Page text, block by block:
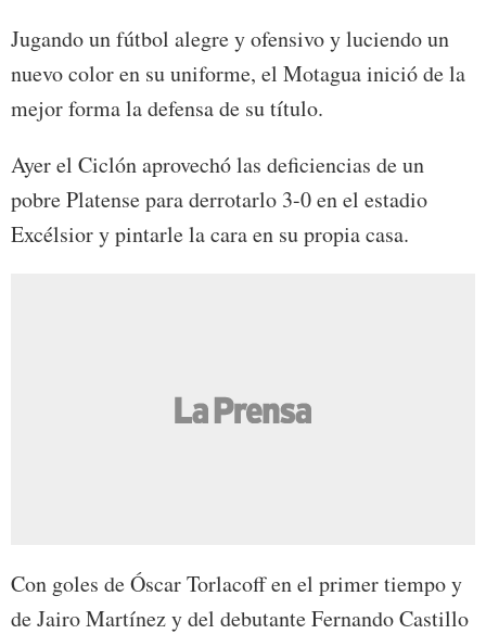
Jugando un fútbol alegre y ofensivo y luciendo un
nuevo color en su uniforme, el Motagua inició de la
mejor forma la defensa de su título.
Ayer el Ciclón aprovechó las deficiencias de un
pobre Platense para derrotarlo 3-0 en el estadio
Excélsior y pintarle la cara en su propia casa.
Con goles de Óscar Torlacoff en el primer tiempo y
de Jairo Martínez y del debutante Fernando Castillo